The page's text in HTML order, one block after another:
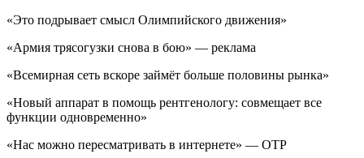
«Это подрывает смысл Олимпийского движения»
«Армия трясогузки снова в бою» — реклама
«Всемирная сеть вскоре займёт больше половины рынка»
«Новый аппарат в помощь рентгенологу: совмещает все
функции одновременно»
«Нас можно пересматривать в интернете» — ОТР